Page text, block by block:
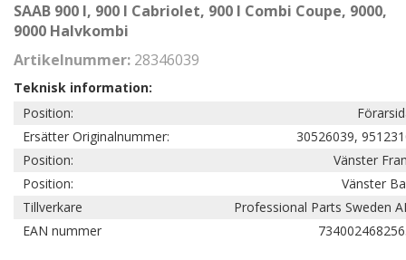
SAAB 900 I, 900 I Cabriolet, 900 I Combi Coupe, 9000,
9000 Halvkombi
Artikelnummer: 28346039
Teknisk information:
Position:
Ersätter Originalnummer:
30526039,
Position:
Vänster
Position:
Vänster
Tillverkare
Professional Parts Sweden
EAN nummer